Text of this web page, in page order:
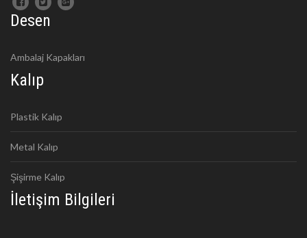
Desen
Ambalaj Kapakları
Kalıp
Plastik Kalıp
Metal Kalıp
Şişirme Kalıp
İletişim Bilgileri